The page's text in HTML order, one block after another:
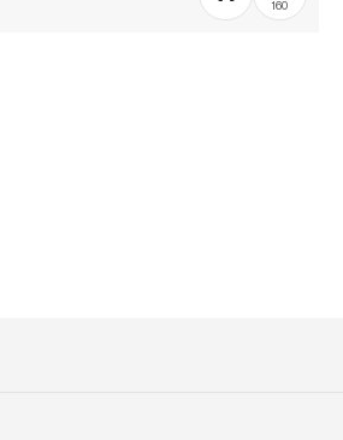
160